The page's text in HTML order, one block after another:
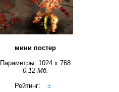
мини постер
Параметры: 1024 x 768
0.12 Мб.
Рейтинг:
±